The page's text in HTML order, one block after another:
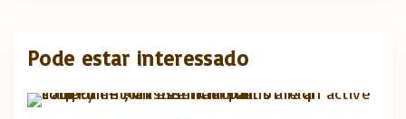
Pode estar interessado